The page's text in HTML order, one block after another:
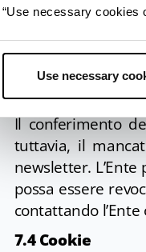
“Use necessary cookies
Use necessary
L’Utente, previo
personali forniti
dallo stesso
Regione Emilia-
Il conferimento
tuttavia, il
newsletter.
possa essere
contattando l’Ente
7.4 Cookie